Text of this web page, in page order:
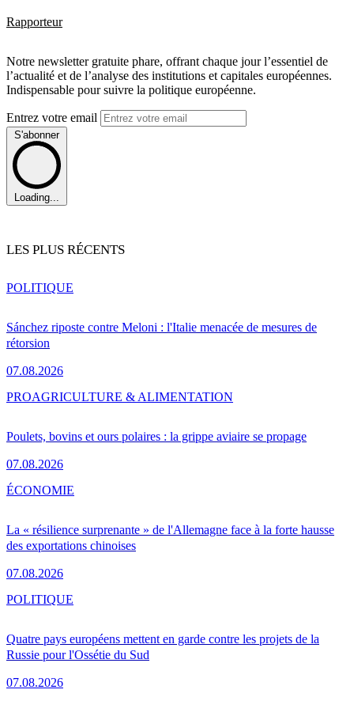
Rapporteur
Notre newsletter gratuite phare, offrant chaque jour l’essentiel de
l’actualité et de l’analyse des institutions et capitales européennes.
Indispensable pour suivre la politique européenne.
Entrez votre email
S'abonner
Loading...
LES PLUS RÉCENTS
Sánchez riposte contre Meloni : l'Italie menacée de mesures de
rétorsion
07.08.2026
POLITIQUE
Poulets, bovins et ours polaires : la grippe aviaire se propage
07.08.2026
PROAGRICULTURE & ALIMENTATION
La « résilience surprenante » de l'Allemagne face à la forte hausse
des exportations chinoises
07.08.2026
ÉCONOMIE
Quatre pays européens mettent en garde contre les projets de la
Russie pour l'Ossétie du Sud
07.08.2026
POLITIQUE